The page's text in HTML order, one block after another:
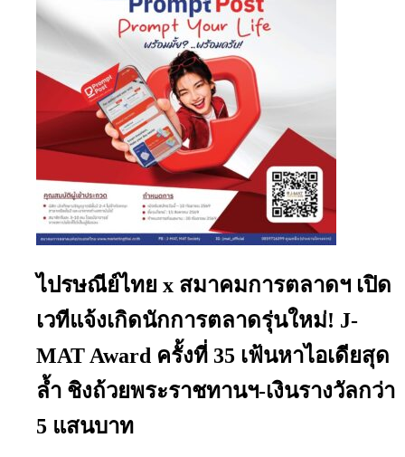
ไปรษณีย์ไทย x สมาคมการตลาดฯ เปิด
เวทีแจ้งเกิดนักการตลาดรุ่นใหม่! J-
MAT Award ครั้งที่ 35 เฟ้นหาไอเดียสุด
ล้ำ ชิงถ้วยพระราชทานฯ-เงินรางวัลกว่า
5 แสนบาท